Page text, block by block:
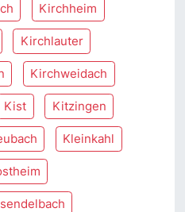
Kirchheim
Kirchlauter
Kirchweidach
Kist Kitzingen
Kleinkahl